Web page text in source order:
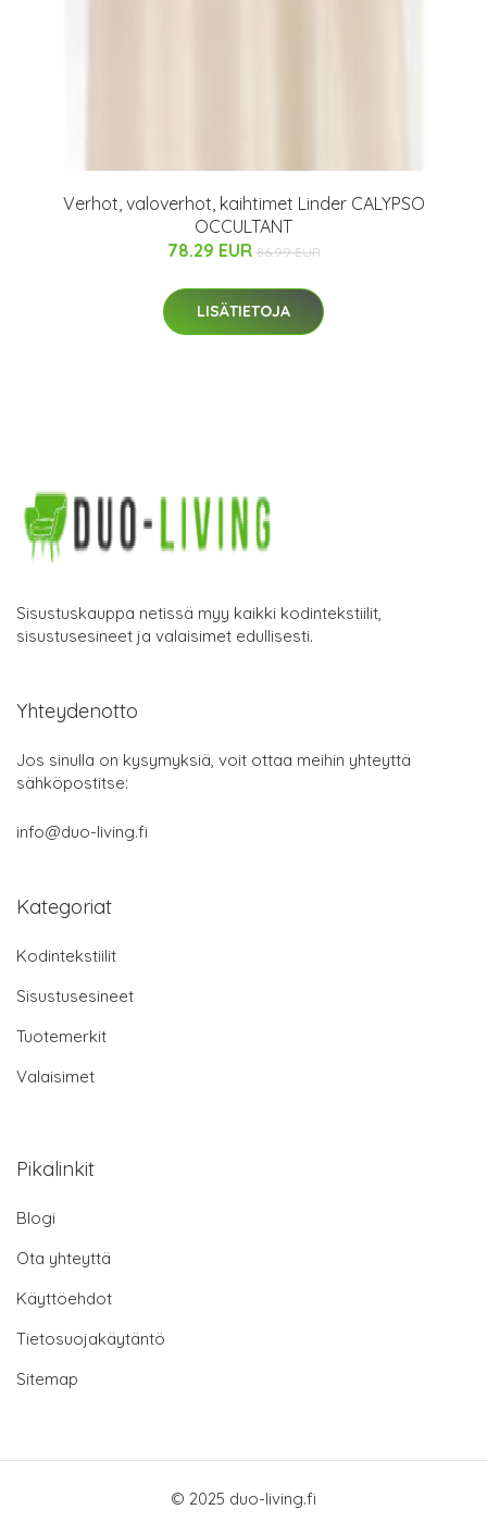
Verhot, valoverhot, kaihtimet Linder CALYPSO
OCCULTANT
78.29 EUR 86.99 EUR
LISÄTIETOJA
Sisustuskauppa netissä myy kaikki kodintekstiilit,
sisustusesineet ja valaisimet edullisesti.
Yhteydenotto
Jos sinulla on kysymyksiä, voit ottaa meihin yhteyttä
sähköpostitse:
info@duo-living.fi
Kategoriat
Kodintekstiilit
Sisustusesineet
Tuotemerkit
Valaisimet
Pikalinkit
Blogi
Ota yhteyttä
Käyttöehdot
Tietosuojakäytäntö
Sitemap
© 2025 duo-living.fi